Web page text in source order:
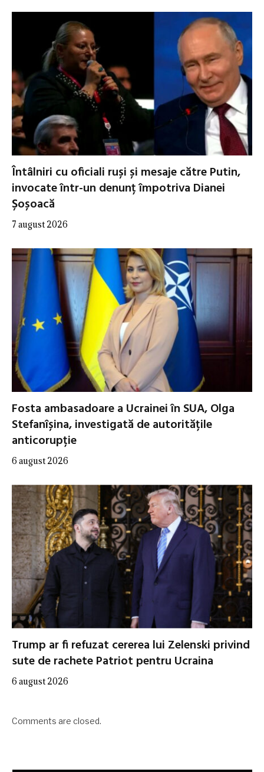
Întâlniri cu oficiali ruși și mesaje către Putin,
invocate într-un denunț împotriva Dianei
Șoșoacă
7 august 2026
Fosta ambasadoare a Ucrainei în SUA, Olga
Stefanîșina, investigată de autoritățile
anticorupție
6 august 2026
Trump ar fi refuzat cererea lui Zelenski privind
sute de rachete Patriot pentru Ucraina
6 august 2026
Comments are closed.